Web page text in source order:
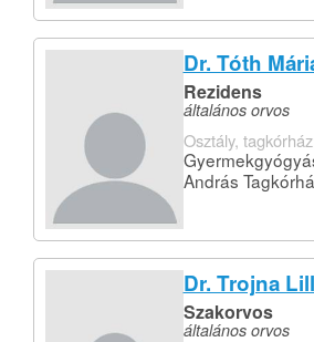
Dr. Tóth
Rezidens
általános orvos
Osztály,
András
Dr. Trojna
Szakorvos
általános orvos